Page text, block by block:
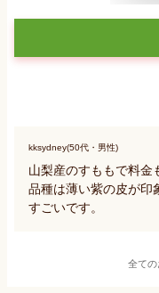
kksydney(50代・男性)
山梨産のすももで料金
品種は薄い紫の皮が印
すごいです。
全ての